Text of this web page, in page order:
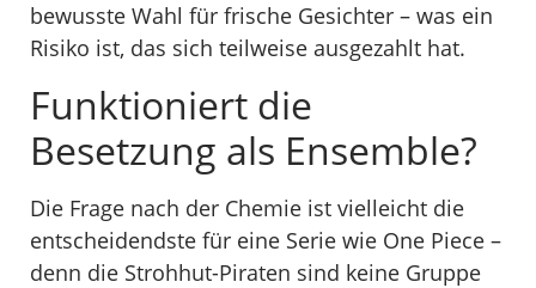
bewusste Wahl für frische Gesichter – was ein
Risiko ist, das sich teilweise ausgezahlt hat.
Funktioniert die
Besetzung als Ensemble?
Die Frage nach der Chemie ist vielleicht die
entscheidendste für eine Serie wie One Piece –
denn die Strohhut-Piraten sind keine Gruppe